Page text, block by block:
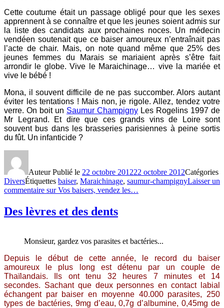
Cette coutume était un passage obligé pour que les sexes
apprennent à se connaître et que les jeunes soient admis sur
la liste des candidats aux prochaines noces. Un médecin
vendéen soutenait que ce baiser amoureux n’entraînait pas
l’acte de chair. Mais, on note quand même que 25% des
jeunes femmes du Marais se mariaient après s’être fait
arrondir le globe. Vive le Maraichinage… vive la mariée et
vive le bébé !
Mona, il souvent difficile de ne pas succomber. Alors autant
éviter les tentations ! Mais non, je rigole. Allez, tendez votre
verre. On boit un Saumur Champigny Les Rogelins 1997 de
Mr Legrand. Et dire que ces grands vins de Loire sont
souvent bus dans les brasseries parisiennes à peine sortis
du fût. Un infanticide ?
AuteurPublié le 22 octobre 201222 octobre 2012Catégories
DiversÉtiquettes baiser, Maraichinage, saumur-champignyLaisser un
commentaire sur Vos baisers, vendez les…
Des lèvres et des dents
Monsieur, gardez vos parasites et bactéries...
Depuis le début de cette année, le record du baiser
amoureux le plus long est détenu par un couple de
Thaïlandais. Ils ont tenu 32 heures 7 minutes et 14
secondes. Sachant que deux personnes en contact labial
échangent par baiser en moyenne 40.000 parasites, 250
types de bactéries, 9mg d’eau, 0,7g d’albumine, 0,45mg de